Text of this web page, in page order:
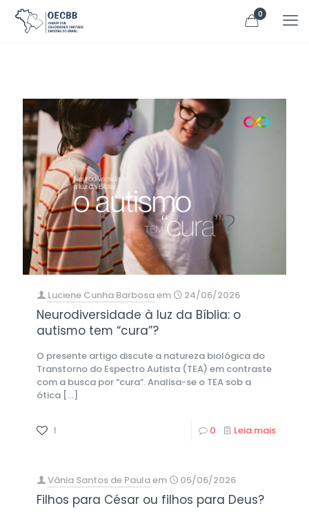
0
Luciene Cunha Barbosaem 24/06/2026
Neurodiversidade à luz da Bíblia: o
autismo tem “cura”?
O presente artigo discute a natureza biológica do
Transtorno do Espectro Autista (TEA) em contraste
com a busca por “cura”. Analisa-se o TEA sob a
ótica […]
1 0 Leia mais
Vânia Santos de Paulaem 05/06/2026
Filhos para César ou filhos para Deus?